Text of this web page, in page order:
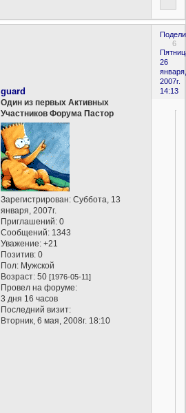
6
26
января,
2007г.
14:13
guard
Один из первых Активных
Участников Форума Пастор
Зарегистрирован: Суббота, 13
января, 2007г.
Приглашений: 0
Сообщений: 1343
Уважение: +21
Позитив: 0
Пол: Мужской
Возраст: 50[1976-05-11]
Провел на форуме:
3 дня 16 часов
Последний визит:
Вторник, 6 мая, 2008г. 18:10